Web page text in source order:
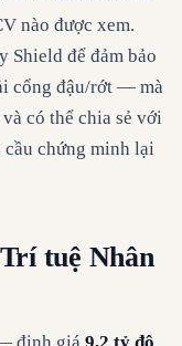
nào được xem.
Shield để đảm bảo
cổng đậu/rớt — mà
có thể chia sẻ với
cầu chứng minh lại
tuệ Nhân